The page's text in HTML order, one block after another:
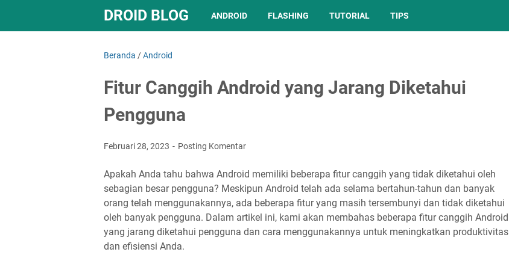
DROID BLOG ANDROID FLASHING TUTORIAL TIPS
Beranda /Android
Fitur Canggih Android yang Jarang Diketahui
Pengguna
Februari 28, 2023 Posting Komentar
Apakah Anda tahu bahwa Android memiliki beberapa fitur canggih yang tidak diketahui oleh
sebagian besar pengguna? Meskipun Android telah ada selama bertahun-tahun dan banyak
orang telah menggunakannya, ada beberapa fitur yang masih tersembunyi dan tidak diketahui
oleh banyak pengguna. Dalam artikel ini, kami akan membahas beberapa fitur canggih Android
yang jarang diketahui pengguna dan cara menggunakannya untuk meningkatkan produktivitas
dan efisiensi Anda.